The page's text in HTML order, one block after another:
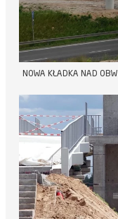
NOWA KŁADKA NAD